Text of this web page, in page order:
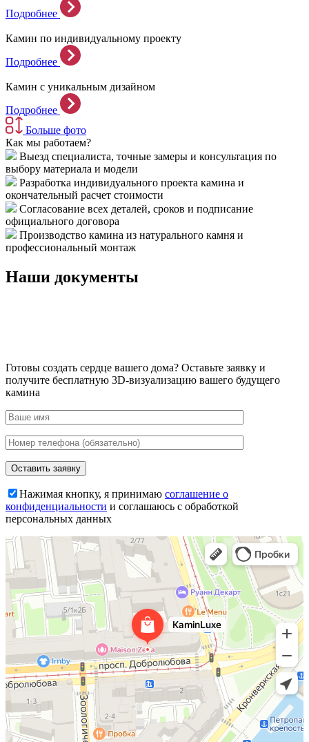
Подробнее
Камин по индивидуальному проекту
Подробнее
Камин с уникальным дизайном
Подробнее
Больше фото
Как мы работаем?
Выезд специалиста, точные замеры и консультация по
выбору материала и модели
Разработка индивидуального проекта камина и
окончательный расчет стоимости
Согласование всех деталей, сроков и подписание
официального договора
Производство камина из натурального камня и
профессиональный монтаж
Наши документы
Готовы создать сердце вашего дома? Оставьте заявку и
получите бесплатную 3D-визуализацию вашего будущего
камина
Нажимая кнопку, я принимаю соглашение о
конфиденциальности и соглашаюсь с обработкой
персональных данных